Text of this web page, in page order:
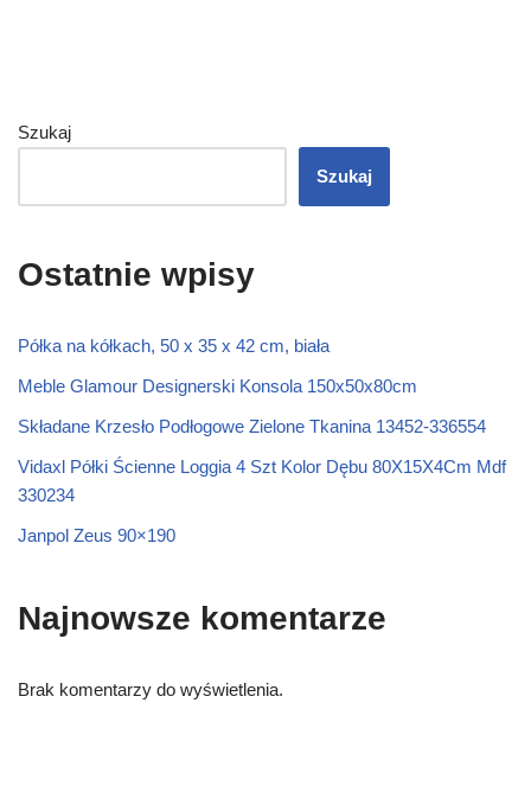
Szukaj
Szukaj
Ostatnie wpisy
Półka na kółkach, 50 x 35 x 42 cm, biała
Meble Glamour Designerski Konsola 150x50x80cm
Składane Krzesło Podłogowe Zielone Tkanina 13452-336554
Vidaxl Półki Ścienne Loggia 4 Szt Kolor Dębu 80X15X4Cm Mdf
330234
Janpol Zeus 90×190
Najnowsze komentarze
Brak komentarzy do wyświetlenia.